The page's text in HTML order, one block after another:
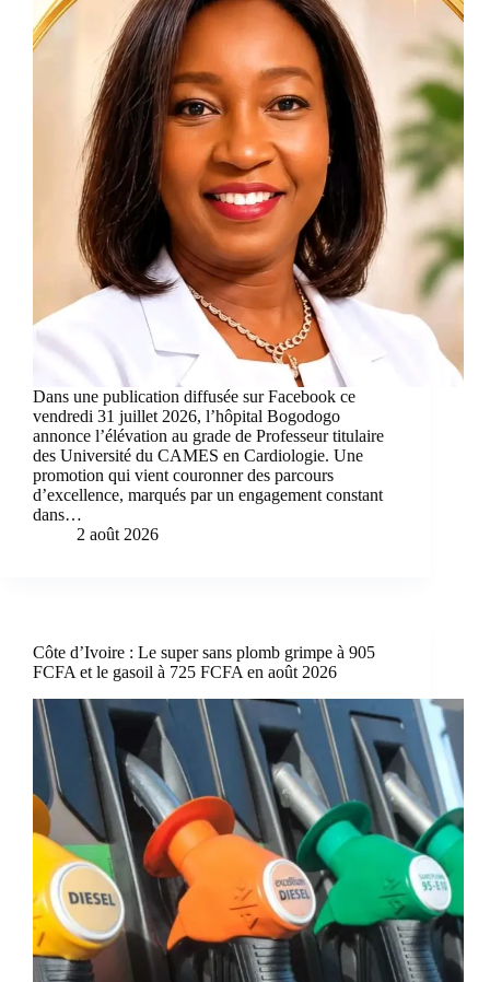
Dans une publication diffusée sur Facebook ce
vendredi 31 juillet 2026, l’hôpital Bogodogo
annonce l’élévation au grade de Professeur titulaire
des Université du CAMES en Cardiologie. Une
promotion qui vient couronner des parcours
d’excellence, marqués par un engagement constant
dans…
2 août 2026
Côte d’Ivoire : Le super sans plomb grimpe à 905
FCFA et le gasoil à 725 FCFA en août 2026